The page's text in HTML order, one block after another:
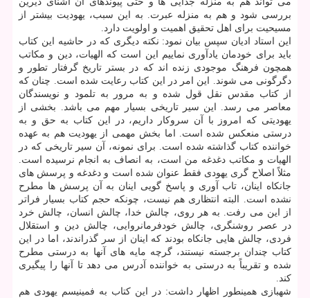
بررسی شود و هم به منزله عبرت. به این سبب، یهودیت بیشتر از
مسیحیت برای اهل تحقیق اهمیت و اولویت دارد.
این استاد ادیان سپس بیان نمود: نكته دیگری كه در حاشیه این كتاب
باید برای خودمان یادآوری نماییم این است كه الهیات، دین و مكاتب
همچون فرهنگ موجودی زنده اند كه در بستر تاریخ گرفتار تطور و
دگرگونی می شوند. این امر در این كتاب رعایت شده است. چنان كه
از كتاب مقدس نقل قول شده و به مرور به تلمود و نویسندگان
معاصر می رسد. این سیر تاریخی بسیار مهم می باشد. بخشی از
یهودیتی كه امروز با آن سروكار داریم، در این كتاب به حق و به
درستی منعكس شده است. اما بخش مهمی از یهودیت هم به عهده
خواننده كتاب گذاشته شده است. برای نمونه، آن سیر تاریخی كه در
الهیات و مكاتب دغدغه من است، به انصاف به انجام نرسیده است.
مثلاً اصلاح گری یهودی فقط عنوان شده است و دغدغه و پرسش های
جانكاه اینان، تاب آوری و پاسخ گویی اینان به آن پرسش ها مطرح
نشده است. البته انتظاری هم نیست، چونكه حجم كتاب بسیار فراتر
از این می رفت. به هر روی، چالش خدا، چالش انسان، چالش خرد
در عصر روشنگری، چالش خودفرمانروایی، چالش دین و استقلال
فردی، چالش هایی جانكاه بودند كه اینان از سر گذراندند، اما در این
كتاب چندان برجسته نیستند، گرچه مایه های آنها به درستی مطرح
شده و تقریباً به درستی به خواننده آدرس می دهد تا آنها را پیگیری
كند.
شهبازی همینطور اظهار داشت: در این كتاب به فمینیسم یهودی هم